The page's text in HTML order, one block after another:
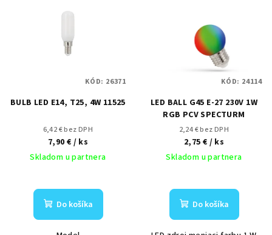
voBULB LED E14, T25, 4W 11525
6,42 € bez DPH
7,90 € / ks
Skladom u partnera
Do košíka
KÓD: 26371
LED BALL G45 E-27 230V 1W
RGB PCV SPECTURM
2,24 € bez DPH
2,75 € / ks
Skladom u partnera
Do košíka
KÓD: 24114